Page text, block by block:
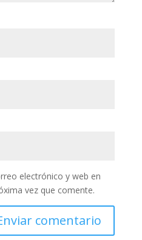
electrónico y web en
vez que comente.